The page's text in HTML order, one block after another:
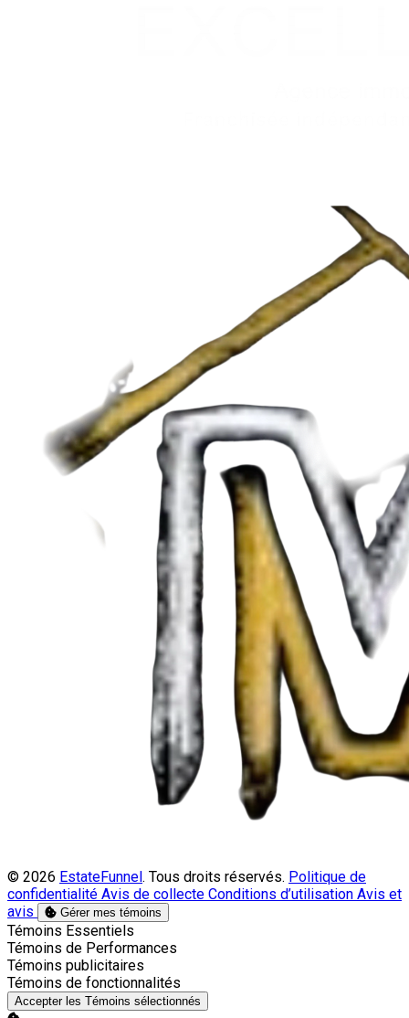
© 2026 EstateFunnel. Tous droits réservés. Politique de
confidentialité Avis de collecte Conditions d’utilisation Avis et
avis
Gérer mes témoins
Activer
Témoins Essentiels
Activer
Témoins de Performances
Activer
Témoins publicitaires
Activer
Témoins de fonctionnalités
Accepter les Témoins sélectionnés